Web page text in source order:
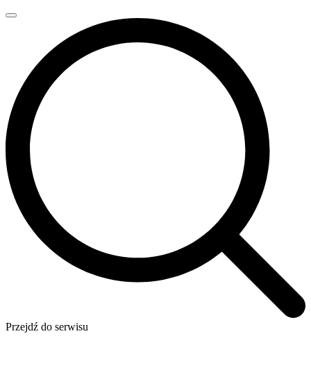
Przejdź do serwisu